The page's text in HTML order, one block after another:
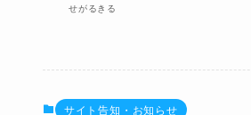
せがるきる
サイト告知・お知らせ